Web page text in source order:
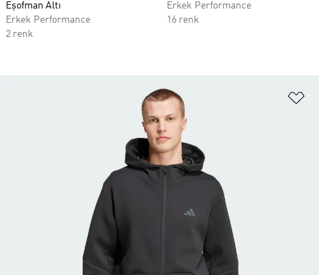
Eşofman Altı
Erkek Performance
2 renk
Erkek Performance
16 renk